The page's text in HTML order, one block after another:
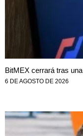
BitMEX cerrará tras
6 DE AGOSTO DE 2026